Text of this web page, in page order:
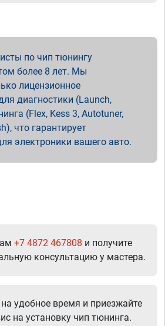
по чип тюнингу
более 8 лет. Мы
лицензионное
диагностики (Launch,
(Flex, Kess 3, Autotuner,
что гарантирует
электроники вашего авто.
+7 4872 467808 и получите
консультацию у мастера.
удобное время и приезжайте
на установку чип тюнинга.